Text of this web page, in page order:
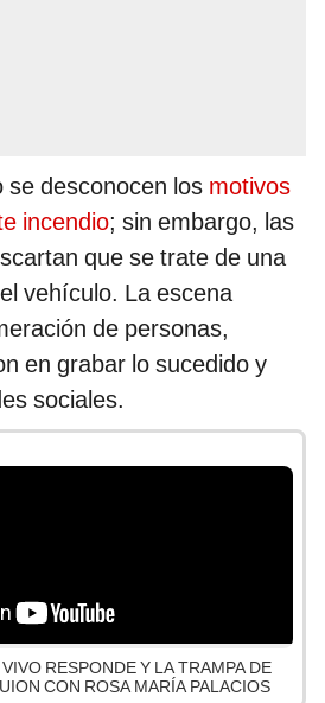
se desconocen los motivos
incendio; sin embargo, las
que se trate de una
vehículo. La escena
de personas,
en grabar lo sucedido y
sociales.
RESPONDE Y LA TRAMPA DE
CON ROSA MARÍA PALACIOS